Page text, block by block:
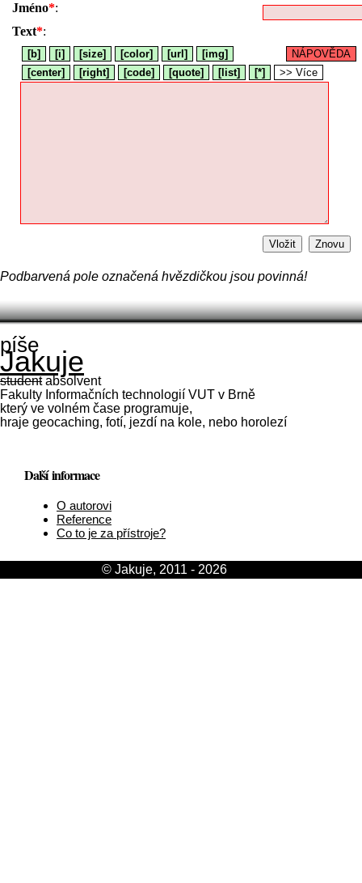
Jméno*:
Text*:
NÁPOVĚDA
[b] [i] [size] [color] [url]
[img]
[center]
[right] [code] [quote] [list] [*] >> Více
Vložit Znovu
Podbarvená pole označená hvězdičkou jsou povinná!
píše
Jakuje
studentabsolvent
Fakulty Informačních technologií VUT v Brně
který ve volném čase programuje,
hraje geocaching, fotí, jezdí na kole, nebo horolezí
Další informace
O autorovi
Reference
Co to je za přístroje?
© Jakuje, 2011 - 2026